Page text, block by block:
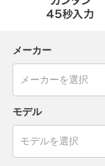
メーカー
モデル